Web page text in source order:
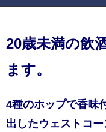
20歳未満の飲
ます。
4種のホップで香味
出したウェストコ